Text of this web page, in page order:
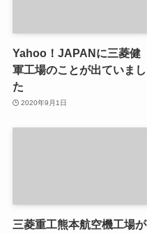
Yahoo！JAPANに三菱健
軍工場のことが出ていまし
た
2020年9月1日
三菱重工熊本航空機工場が